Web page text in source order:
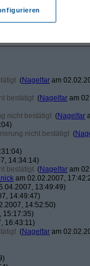
(Nagelfar am
bestätigt (Nagelfar am
nicht bestätigt (Nagelfar
nicht bestätigt (
14:34:14)
bestätigt (Nagelfar am
am 02.02.2007,
13:49:49)
14:49:47)
14:52:50)
15:17:35)
16:43:11)
(Nagelfar am